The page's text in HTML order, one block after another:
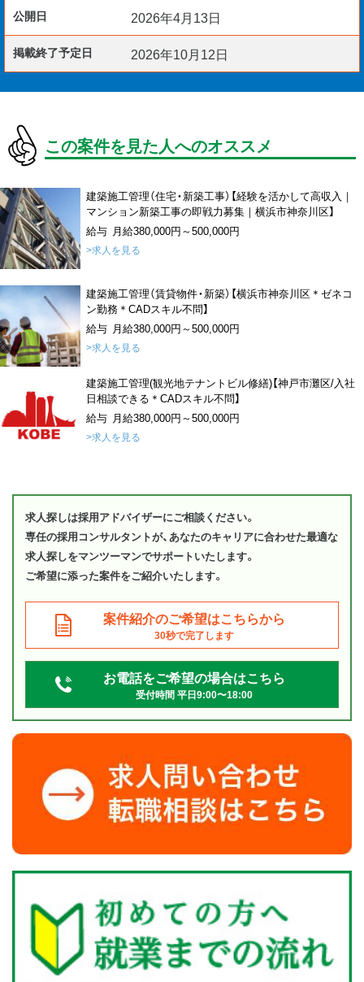
公開日 2026年4月13日
掲載終了予定日 2026年10月12日
この案件を見た人へのオススメ
建築施工管理（住宅・新築工事）【経験を活かして高収入｜
マンション新築工事の即戦力募集｜横浜市神奈川区】
給与 月給380,000円～500,000円
>求人を見る
建築施工管理（賃貸物件・新築）【横浜市神奈川区＊ゼネコ
ン勤務＊CADスキル不問】
給与 月給380,000円～500,000円
>求人を見る
建築施工管理(観光地テナントビル修繕)【神戸市灘区/入社
日相談できる＊CADスキル不問】
給与 月給380,000円～500,000円
>求人を見る
求人探しは採用アドバイザーにご相談ください。
専任の採用コンサルタントが、あなたのキャリアに合わせた最適な
求人探しをマンツーマンでサポートいたします。
ご希望に添った案件をご紹介いたします。
案件紹介のご希望はこちらから
30秒で完了します
お電話をご希望の場合はこちら
受付時間 平日9:00〜18:00